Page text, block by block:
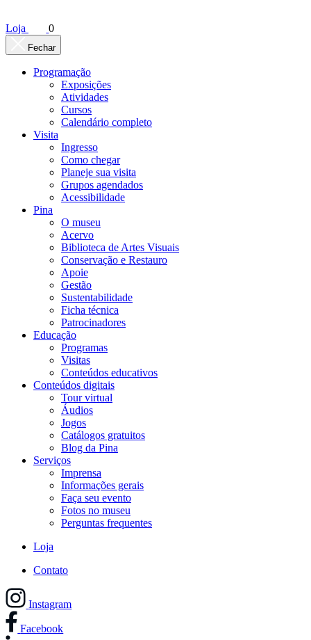
Loja 0
Fechar
Programação
Exposições
Atividades
Cursos
Calendário completo
Visita
Ingresso
Como chegar
Planeje sua visita
Grupos agendados
Acessibilidade
Pina
O museu
Acervo
Biblioteca de Artes Visuais
Conservação e Restauro
Apoie
Gestão
Sustentabilidade
Ficha técnica
Patrocinadores
Educação
Programas
Visitas
Conteúdos educativos​
Conteúdos digitais
Tour virtual
Áudios
Jogos
Catálogos gratuitos
Blog da Pina
Serviços
Imprensa
Informações gerais
Faça seu evento
Fotos no museu
Perguntas frequentes
Loja
Contato
Instagram
Facebook